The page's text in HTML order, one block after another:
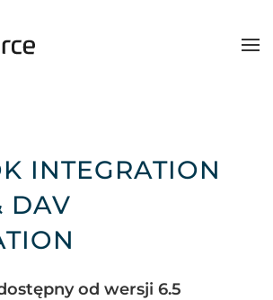
INTEGRATION
DAV
od wersji 6.5